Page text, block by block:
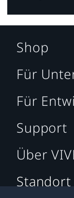
Shop
Für
Für
Support
Über
Standort